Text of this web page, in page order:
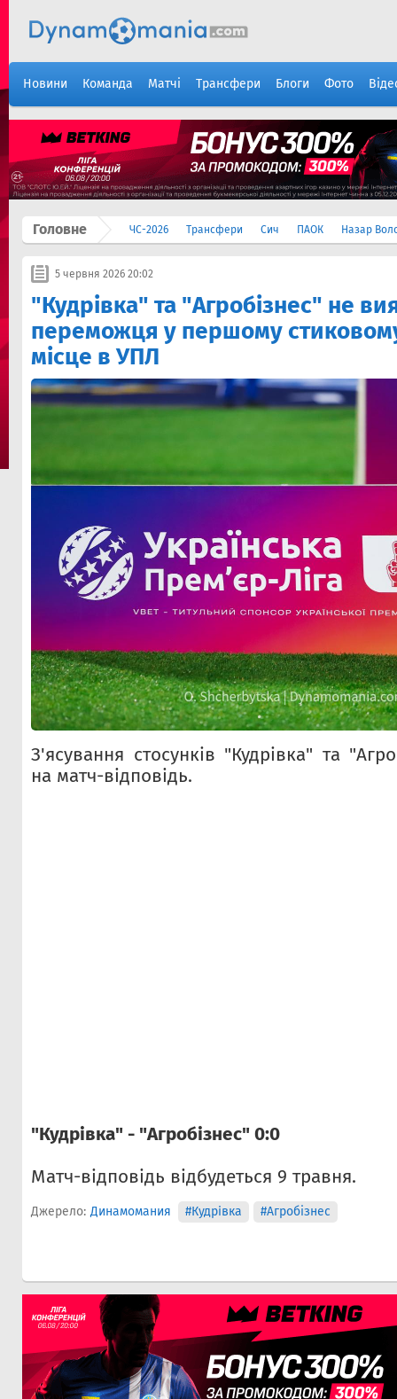
Новини Команда Матчі Трансфери Блоги Фото
Головне ЧС-2026 Трансфери Сич ПАОК Назар
5 червня 2026 20:02
"Кудрівка" та "Агробізнес" не
переможця у першому
місце в УПЛ
З'ясування стосунків "Кудрівка" та
на матч-відповідь.
"Кудрівка" - "Агробізнес" 0:0
Матч-відповідь відбудеться 9 травня.
Джерело: Динамомания #Кудрiвка #Агробізнес